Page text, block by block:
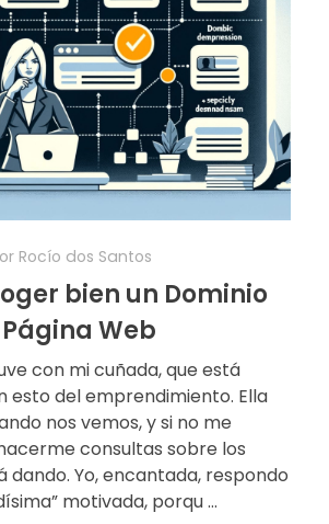
Rocío dos Santos
bien un Dominio
Web
con mi cuñada, que está
esto del emprendimiento. Ella
nos vemos, y si no me
consultas sobre los
dando. Yo, encantada, respondo
motivada, porqu ...